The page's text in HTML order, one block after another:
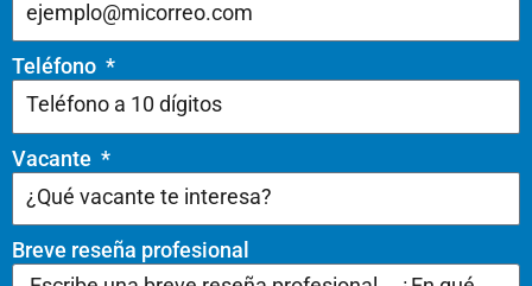
Teléfono
Vacante
Breve reseña profesional